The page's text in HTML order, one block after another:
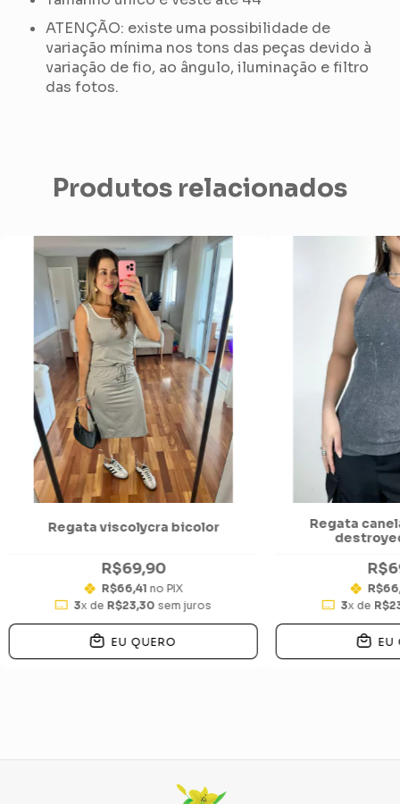
ATENÇÃO: existe uma possibilidade de
variação mínima nos tons das peças devido à
variação de fio, ao ângulo, iluminação e filtro
das fotos.
Produtos relacionados
Regata viscolycra bicolor
R$69,90
R$66,41 no PIX
3x de R$23,30 sem juros
EU QUERO
Regata
3x de
EU